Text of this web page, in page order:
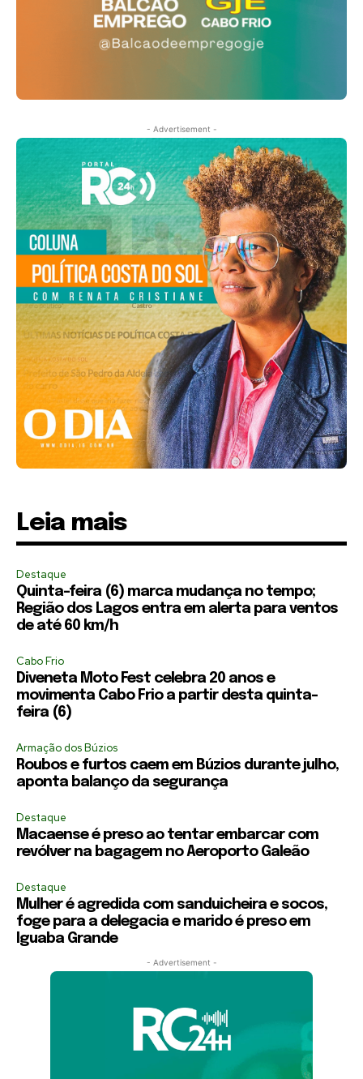
- Advertisement -
Leia mais
Destaque
Quinta-feira (6) marca mudança no tempo;
Região dos Lagos entra em alerta para ventos
de até 60 km/h
Cabo Frio
Diveneta Moto Fest celebra 20 anos e
movimenta Cabo Frio a partir desta quinta-
feira (6)
Armação dos Búzios
Roubos e furtos caem em Búzios durante julho,
aponta balanço da segurança
Destaque
Macaense é preso ao tentar embarcar com
revólver na bagagem no Aeroporto Galeão
Destaque
Mulher é agredida com sanduicheira e socos,
foge para a delegacia e marido é preso em
Iguaba Grande
- Advertisement -